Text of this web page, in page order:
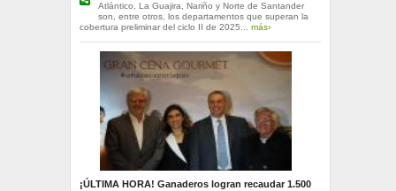
Atlántico, La Guajira, Nariño y Norte de Santander
son, entre otros, los departamentos que superan la
cobertura preliminar del ciclo II de 2025... más›
¡ÚLTIMA HORA! Ganaderos logran recaudar 1.500